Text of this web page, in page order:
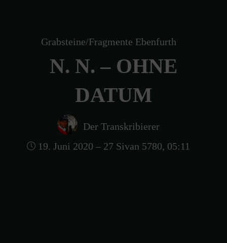
Grabsteine/Fragmente Ebenfurth
N. N. – OHNE
DATUM
Der Transkribierer
19. Juni 2020 – 27 Sivan 5780, 05:11